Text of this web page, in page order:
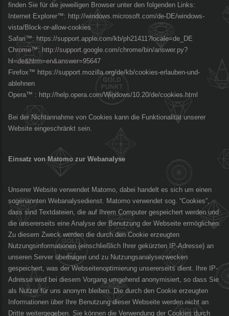
finden Sie für die jeweiligen Browser unter den folgenden Links:
Internet Explorer™: http://windows.microsoft.com/de-DE/windows-
vista/Block-or-allow-cookies
Safari™: https://support.apple.com/kb/ph21411?locale=de_DE
Chrome™: http://support.google.com/chrome/bin/answer.py?
hl=de&hlrm=en&answer=95647
Firefox™ https://support.mozilla.org/de/kb/cookies-erlauben-und-
ablehnen
Opera™ : http://help.opera.com/Windows/10.20/de/cookies.html
Bei der Nichtannahme von Cookies kann die Funktionalität unserer
Website eingeschränkt sein.
Einsatz von Matomo zur Webanalyse
Unserer Website verwendet Matomo, dabei handelt es sich um einen
sogenannten Webanalysedienst. Matomo verwendet sog. “Cookies”,
dass sind Textdateien, die auf Ihrem Computer gespeichert werden und
die unsererseits eine Analyse der Benutzung der Webseite ermöglichen.
Zu diesem Zweck werden die durch den Cookie erzeugten
Nutzungsinformationen (einschließlich Ihrer gekürzten IP-Adresse) an
unseren Server übertragen und zu Nutzungsanalysezwecken
gespeichert, was der Webseitenoptimierung unsererseits dient. Ihre IP-
Adresse wird bei diesem Vorgang umgehend anonymisiert, so dass Sie
als Nutzer für uns anonym bleiben. Die durch den Cookie erzeugten
Informationen über Ihre Benutzung dieser Webseite werden nicht an
Dritte weitergegeben. Sie können die Verwendung der Cookies durch